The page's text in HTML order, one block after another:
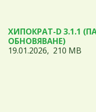
ХИПОКРАТ-D 3.1.1
ОБНОВЯВАНЕ)
19.01.2026, 210 MB